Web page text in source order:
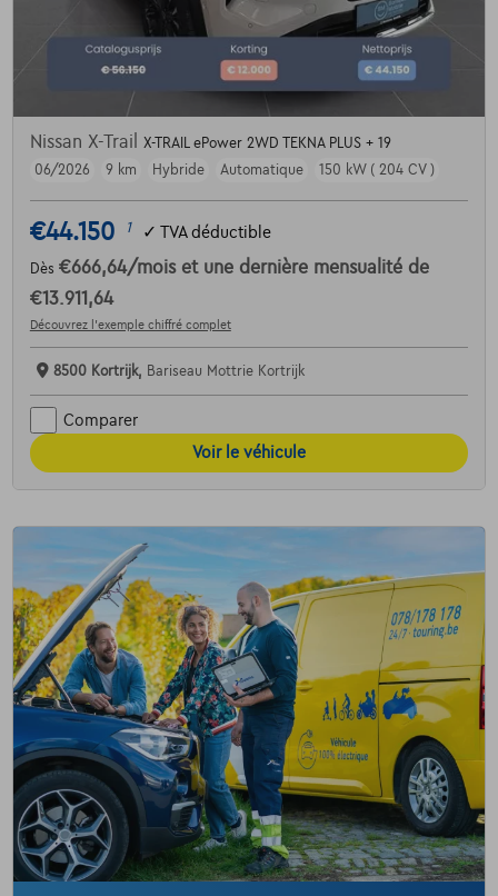
Nissan X-Trail
X-TRAIL ePower 2WD TEKNA PLUS + 19
06/2026
9 km Hybride Automatique 150 kW ( 204 CV )
€44.150 1 ✓ TVA déductible
Dès €666,64/mois et une dernière mensualité de
€13.911,64
Découvrez l’exemple chiffré complet
8500 Kortrijk, Bariseau Mottrie Kortrijk
Comparer
Voir le véhicule